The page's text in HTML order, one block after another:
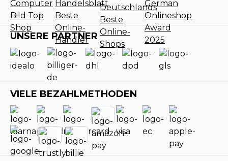
UNSERE PARTNER
VIELE BEZAHLMETHODEN